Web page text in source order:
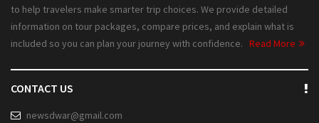
to help travelers make smarter trip choices. We provide detailed
information on tour packages, compare prices, and explain what is
included so you can plan your journey with confidence. Read More
CONTACT US
newsdwar@gmail.com